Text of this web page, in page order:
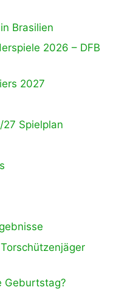
Brasilien
2026 – DFB
2027
Spielplan
Geburtstag?